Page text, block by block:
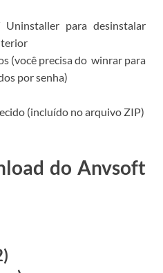
Uninstaller paradesinstalar
(você precisa do winrar para
por senha)
(incluído no arquivo ZIP)
do Anvsoft